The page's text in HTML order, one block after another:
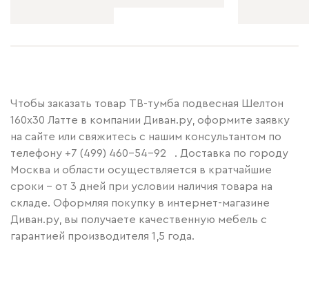
Чтобы заказать товар ТВ-тумба подвесная Шелтон
160x30 Латте в компании Диван.ру, оформите заявку
на сайте или свяжитесь с нашим консультантом по
телефону +7 (499) 460-54-92
. Доставка по городу
Москва и области осуществляется в кратчайшие
сроки – от 3 дней при условии наличия товара на
складе. Оформляя покупку в интернет-магазине
Диван.ру, вы получаете качественную мебель с
гарантией производителя 1,5 года.